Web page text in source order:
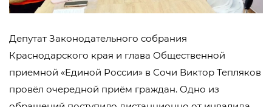
Депутат Законодательного собрания
Краснодарского края и глава Общественной
приемной «Единой России» в Сочи Виктор Тепляков
провёл очередной приём граждан. Одно из